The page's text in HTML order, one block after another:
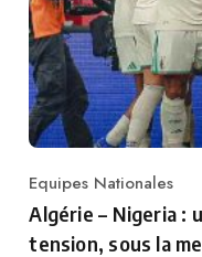
Category
Equipes Nationales
Algérie – Nigeria :
tension, sous la